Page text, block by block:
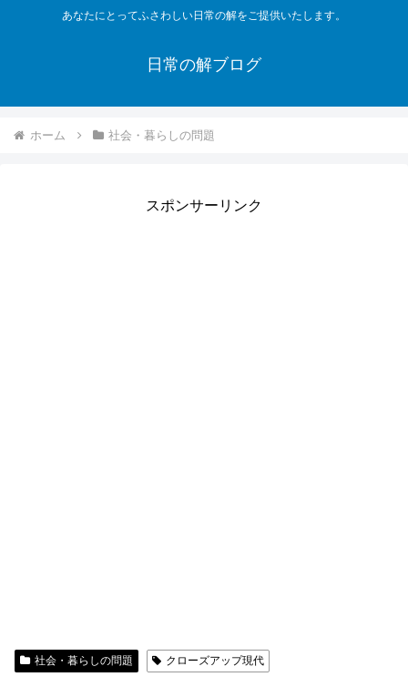
あなたにとってふさわしい日常の解をご提供いたします。
日常の解ブログ
ホーム 社会・暮らしの問題
スポンサーリンク
社会・暮らしの問題 クローズアップ現代